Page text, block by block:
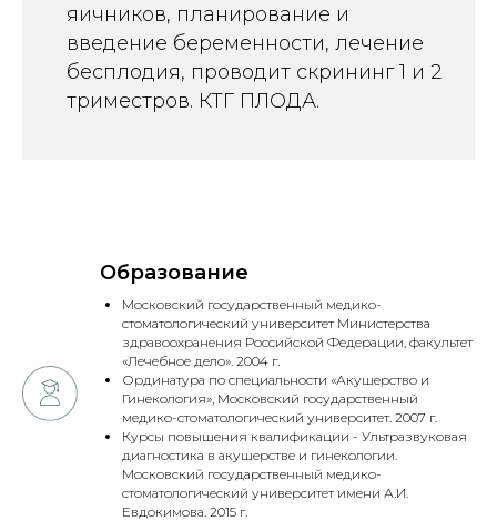
яичников, планирование и
введение беременности, лечение
бесплодия, проводит скрининг 1 и 2
триместров. КТГ ПЛОДА.
Образование
Московский государственный медико-
стоматологический университет Министерства
здравоохранения Российской Федерации, факультет
«Лечебное дело». 2004 г.
Ординатура по специальности «Акушерство и
Гинекология», Московский государственный
медико-стоматологический университет. 2007 г.
Курсы повышения квалификации - Ультразвуковая
диагностика в акушерстве и гинекологии.
Московский государственный медико-
стоматологический университет имени А.И.
Евдокимова. 2015 г.